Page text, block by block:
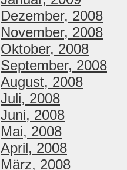
Dezember, 2008
November, 2008
Oktober, 2008
September, 2008
August, 2008
Juli, 2008
Juni, 2008
Mai, 2008
April, 2008
März, 2008